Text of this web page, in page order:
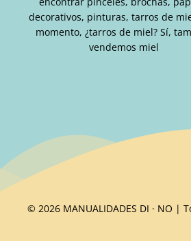
decorativos, pinturas, tarros de
momento, ¿tarros de miel? Sí,
vendemos miel
© 2026 MANUALIDADES DI · NO |